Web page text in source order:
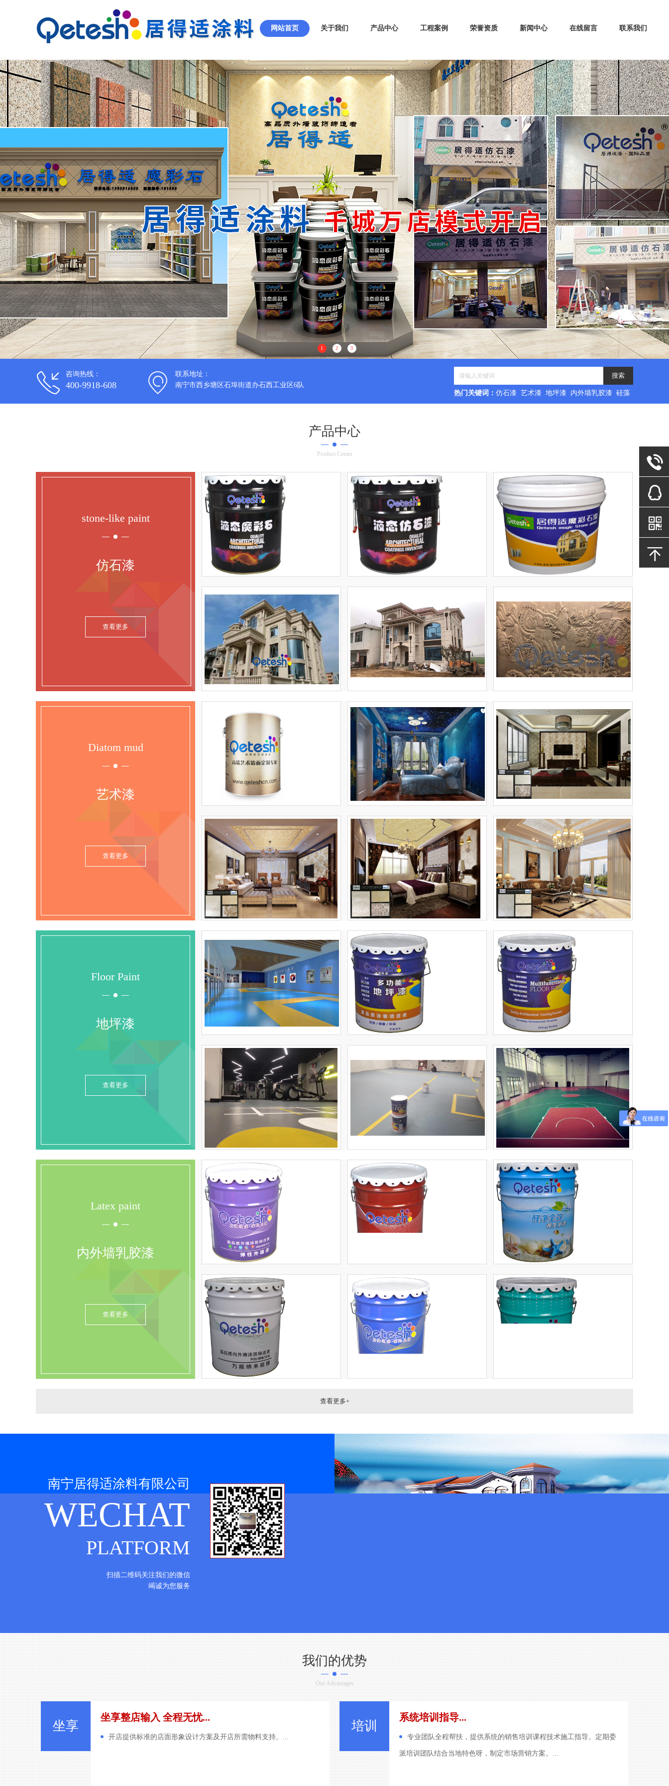
网站首页 关于我们 产品中心 工程案例 荣誉资质 新闻中心 在线留言 联系我们
1 2 3
咨询热线：
400-9918-608
联系地址：
南宁市西乡塘区石埠街道办石西工业区6队
热门关键词： 仿石漆 艺术漆 地坪漆 内外墙乳胶漆 硅藻
产品中心
Product Center
stone-like paint
仿石漆
查看更多
Diatom mud
艺术漆
查看更多
Floor Paint
地坪漆
查看更多
Latex paint
内外墙乳胶漆
查看更多
查看更多+
南宁居得适涂料有限公司
WECHAT
PLATFORM
扫描二维码关注我们的微信
竭诚为您服务
我们的优势
Our Advantages
坐享
坐享整店输入 全程无忧...
开店提供标准的店面形象设计方案及开店所需物料支持。...
培训
系统培训指导...
专业团队全程帮扶，提供系统的销售培训课程技术施工指导。定期委
派培训团队结合当地特色呀，制定市场营销方案。...